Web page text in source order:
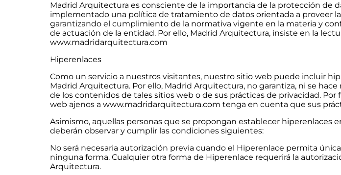
Madrid Arquitectura es consciente de la importancia de la protección de
implementado una política de tratamiento de datos orientada a proveer
garantizando el cumplimiento de la normativa vigente en la materia y
de actuación de la entidad. Por ello, Madrid Arquitectura, insiste en la
www.madridarquitectura.com
Hiperenlaces
Como un servicio a nuestros visitantes, nuestro sitio web puede incluir
Madrid Arquitectura. Por ello, Madrid Arquitectura, no garantiza, ni se
de los contenidos de tales sitios web o de sus prácticas de privacidad.
web ajenos a www.madridarquitectura.com tenga en cuenta que sus
Asimismo, aquellas personas que se propongan establecer hiperenlaces
deberán observar y cumplir las condiciones siguientes:
No será necesaria autorización previa cuando el Hiperenlace permita
ninguna forma. Cualquier otra forma de Hiperenlace requerirá la
Arquitectura.